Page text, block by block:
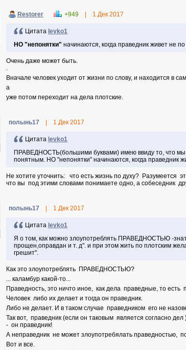
Restorer +949 1 Дек 2017
Цитата levko1
НО "непонятки" начинаются, когда праведник живет не
Очень даже может быть.
.
Вначале человек уходит от жизни по слову, и находится в
а
уже потом переходит на дела плотские.
полынь17 1 Дек 2017
Цитата levko1
ПРАВЕДНОСТЬ(большими буквами) имею ввиду то, что мы
понятным. НО "непонятки" начинаются, когда праведник
Не хотите уточнить: что есть жизнь по духу? Разумеется
что вы под этими словами понимаете одно, а собеседник
полынь17 1 Дек 2017
Цитата levko1
Я о том, как можно злоупотреблять ПРАВЕДНОСТЬЮ -
прощен,оправдан и т. д". и при этом жить по плотским
грешит".
Как это злоупотреблять ПРАВЕДНОСТЬЮ?
... каламбур какой-то...
Праведность, это ничто иное, как дела праведные, то есть
Человек либо их делает и тогда он праведник.
Либо не делает. И в таком случае праведником его не
Так вот, праведник (если он таковым является согласно
- он праведник!
А неправедник не может злоупотребялать праведностью,
Вот и все.